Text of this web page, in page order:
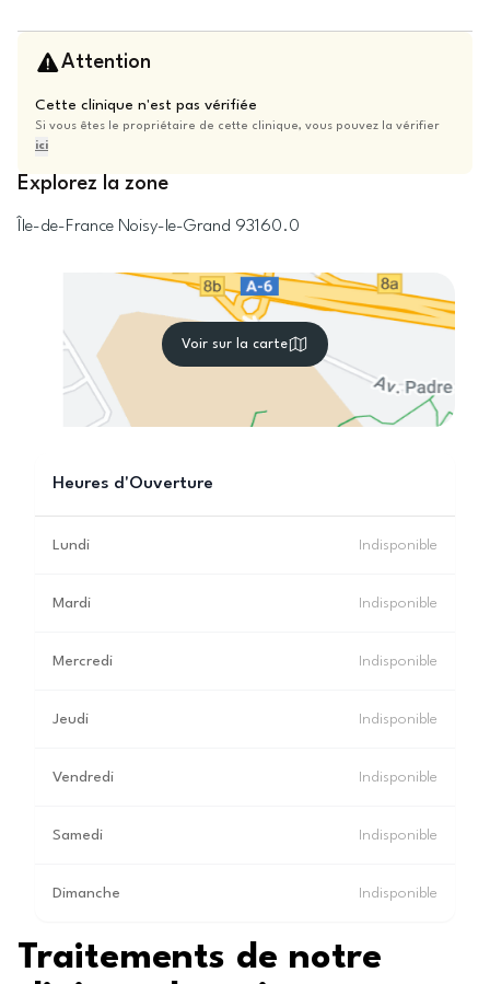
Attention
Cette clinique n'est pas vérifiée
Si vous êtes le propriétaire de cette clinique, vous pouvez la vérifier
ici
Explorez la zone
Île-de-France Noisy-le-Grand 93160.0
Voir sur la carte
Heures d'Ouverture
Lundi Indisponible
Mardi Indisponible
Mercredi Indisponible
Jeudi Indisponible
Vendredi Indisponible
Samedi Indisponible
Dimanche Indisponible
Traitements de notre